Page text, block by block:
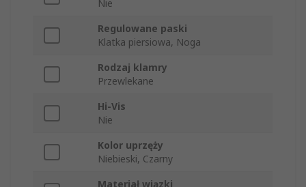
Nie
Regulowane paski
Klatka piersiowa, Noga
Rodzaj klamry
Przewlekane
Hi-Vis
Nie
Kolor uprzęży
Niebieski, Czarny
Materiał wiązki